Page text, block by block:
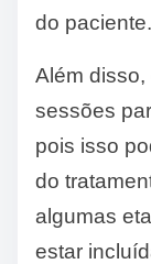
do paciente.
Além
sessões
pois isso
do
algumas
estar